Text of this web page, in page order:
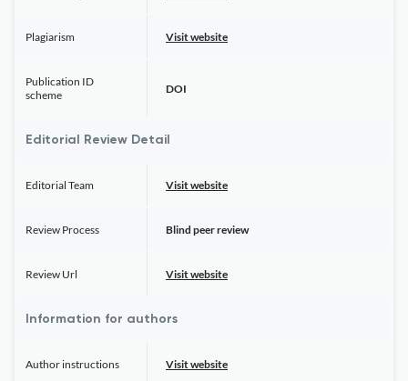
Plagiarism Visit website
Publication ID
scheme
DOI
Editorial Review Detail
Editorial Team Visit website
Review Process Blind peer review
Review Url Visit website
Information for authors
Author instructions Visit website